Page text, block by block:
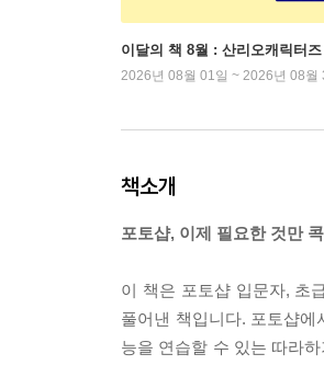
이달의 책 8월 : 산리오캐릭터즈
2026년 08월 01일 ~ 2026년 08월
책소개
포토샵, 이제 필요한 것만
이 책은 포토샵 입문자, 초
풀어낸 책입니다. 포토샵
능을 연습할 수 있는 따라